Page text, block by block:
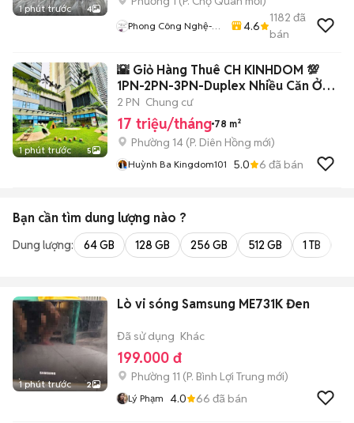
1 phút trước 4
Phong Công Nghệ-
4.6
1182 đã
bán
1 phút trước 5
🌇 Giỏ Hàng Thuê CH KINHDOM 💯
1PN-2PN-3PN-Duplex Nhiều Căn Ở
Liền🎇
2 PN Chung cư
17 triệu/tháng 78 m²
Phường 14 (P. Diên Hồng mới)
Huỳnh Ba Kingdom101 5.0 6 đã bán
Bạn cần tìm dung lượng nào ?
Dung lượng: 64 GB 128 GB 256 GB 512 GB 1 TB
1 phút trước 2
Lò vi sóng Samsung ME731K Đen
Đã sử dụng Khác
199.000 đ
Phường 11 (P. Bình Lợi Trung mới)
Lý Phạm 4.0 66 đã bán